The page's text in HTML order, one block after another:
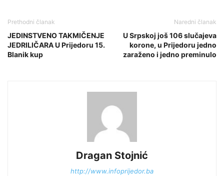
Prethodni članak
JEDINSTVENO TAKMIČENJE
JEDRILIČARA U Prijedoru 15.
Blanik kup
Naredni članak
U Srpskoj još 106 slučajeva
korone, u Prijedoru jedno
zaraženo i jedno preminulo
Dragan Stojnić
http://www.infoprijedor.ba